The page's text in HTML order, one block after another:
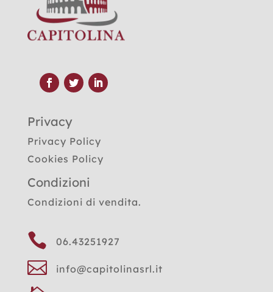
Privacy
Privacy Policy
Cookies Policy
Condizioni
Condizioni di vendita.
 06.43251927
 info@capitolinasrl.it